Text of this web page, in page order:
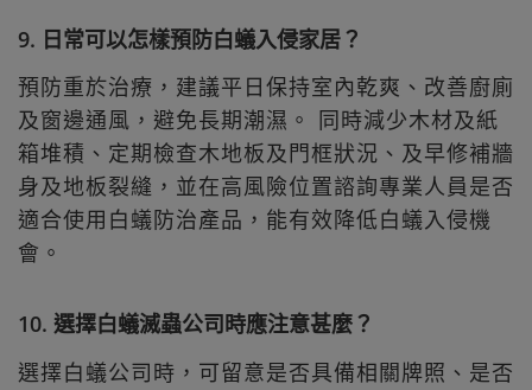
9. 日常可以怎樣預防白蟻入侵家居？
預防重於治療，建議平日保持室內乾爽、改善廚廁
及窗邊通風，避免長期潮濕。 同時減少木材及紙
箱堆積、定期檢查木地板及門框狀況、及早修補牆
身及地板裂縫，並在高風險位置諮詢專業人員是否
適合使用白蟻防治產品，能有效降低白蟻入侵機
會。
10. 選擇白蟻滅蟲公司時應注意甚麼？
選擇白蟻公司時，可留意是否具備相關牌照、是否